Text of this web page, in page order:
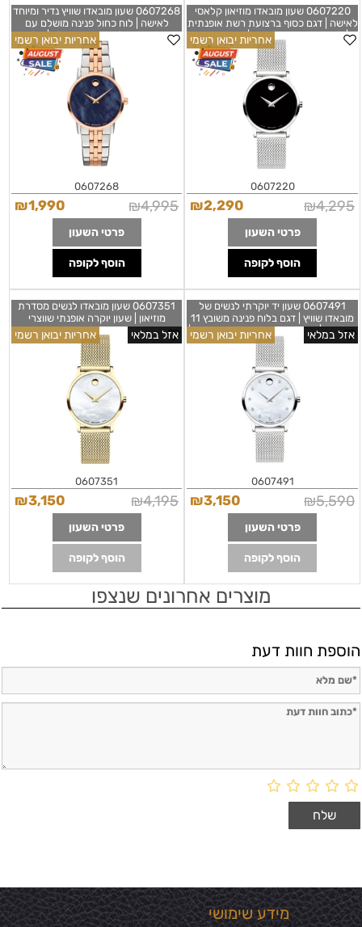
0607220 שעון מובאדו מוזיאון קלאסי
לאישה | דגם כסוף ברצועת רשת אופנתית
| לוח שחור זכוכית ספיר | שעוני יוקרה
שווצריים לנשים | שנתיים אחריות יבואן
רשמי | Movado Women's Museum
Black Dial Stainless 060722
אחריות יבואן רשמי
0607220
₪4,295
₪2,290
פרטי השעון
הוסף לקופה
0607268 שעון מובאדו שוויץ נדיר ומיוחד
לאישה | לוח כחול פנינה מושלם עם
רצועה משולבת זהב רוז גולד | מלאי
מוגבל | יבואן רשמי | Museum Classic
Blue Mother of Pearl Two-Tone
Women's Watch 0607268
אחריות יבואן רשמי
0607268
₪4,995
₪1,990
פרטי השעון
הוסף לקופה
0607491 שעון יד יוקרתי לנשים של
מובאדו שוויץ | דגם בלוח פנינה משובץ 11
יהלומים | רצועת רשת אופנתית ומיוחדת |
מלאי מוגבל | שנתיים אחריות יבואן רשמי
|Museum Classic Mother of Pearl
Diamond Dial Steel Wo
אחריות יבואן רשמי אזל במלאי
0607491
₪5,590
₪3,150
פרטי השעון
הוסף לקופה
0607351 שעון מובאדו לנשים מסדרת
מוזיאון | שעון יוקרה אופנתי שווצרי
ברצועת רשת עם לוח פנינה מרשים
ומיוחד | שנתיים אחריות יבואן רשמי |
Movado Museum Classic Quartz
Ladies Watch 0607351
אחריות יבואן רשמי אזל במלאי
0607351
₪4,195
₪3,150
פרטי השעון
הוסף לקופה
מוצרים אחרונים שנצפו
הוספת חוות דעת
מידע שימושי